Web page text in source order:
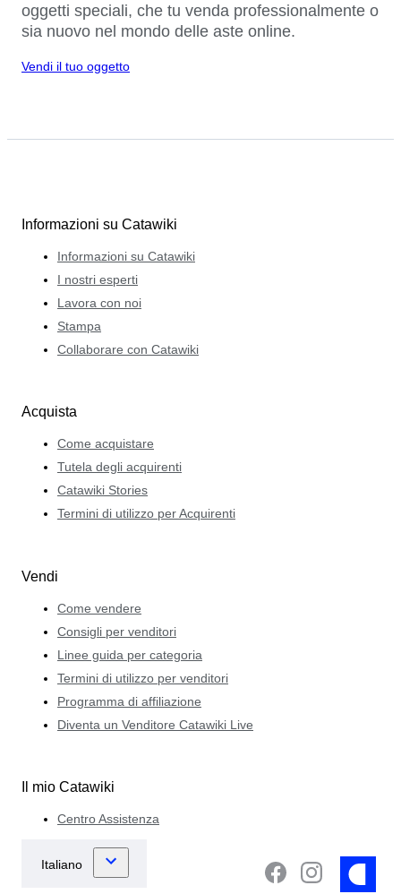
oggetti speciali, che tu venda professionalmente o
sia nuovo nel mondo delle aste online.
Vendi il tuo oggetto
Informazioni su Catawiki
Informazioni su Catawiki
I nostri esperti
Lavora con noi
Stampa
Collaborare con Catawiki
Acquista
Come acquistare
Tutela degli acquirenti
Catawiki Stories
Termini di utilizzo per Acquirenti
Vendi
Come vendere
Consigli per venditori
Linee guida per categoria
Termini di utilizzo per venditori
Programma di affiliazione
Diventa un Venditore Catawiki Live
Il mio Catawiki
Centro Assistenza